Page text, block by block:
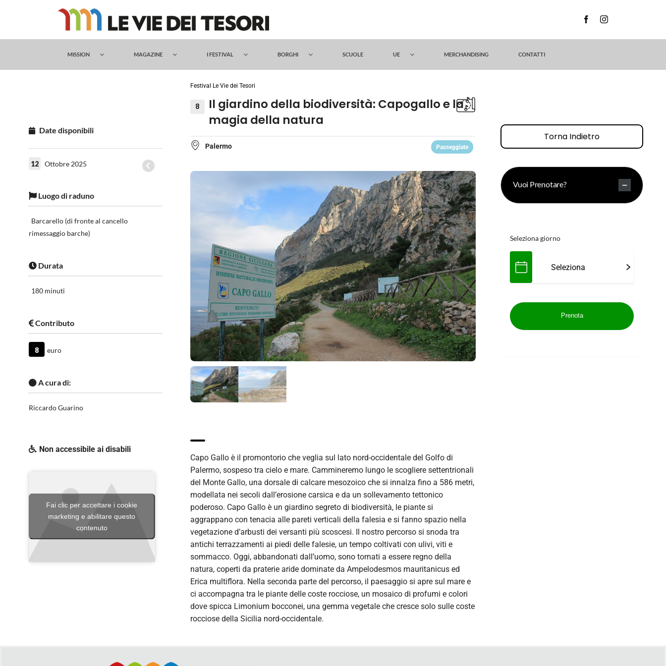
MISSION MAGAZINE I FESTIVAL BORGHI SCUOLE UE MERCHANDISING CONTATTI
Date disponibili
12 Ottobre 2025
Luogo di raduno
Barcarello (di fronte al cancello
rimessaggio barche)
Durata
180 minuti
Contributo
8 euro
A cura di:
Riccardo Guarino
Non accessibile ai disabili
Fai clic per accettare i cookie
marketing e abilitare questo
contenuto
Festival Le Vie dei Tesori
8
Il giardino della biodiversità: Capogallo e la
magia della natura
Palermo Passeggiate
Capo Gallo è il promontorio che veglia sul lato nord-occidentale del Golfo di
Palermo, sospeso tra cielo e mare. Cammineremo lungo le scogliere settentrionali
del Monte Gallo, una dorsale di calcare mesozoico che si innalza fino a 586 metri,
modellata nei secoli dall’erosione carsica e da un sollevamento tettonico
poderoso. Capo Gallo è un giardino segreto di biodiversità, le piante si
aggrappano con tenacia alle pareti verticali della falesia e si fanno spazio nella
vegetazione d’arbusti dei versanti più scoscesi. Il nostro percorso si snoda tra
antichi terrazzamenti ai piedi delle falesie, un tempo coltivati con ulivi, viti e
sommacco. Oggi, abbandonati dall’uomo, sono tornati a essere regno della
natura, coperti da praterie aride dominate da Ampelodesmos mauritanicus ed
Erica multiflora. Nella seconda parte del percorso, il paesaggio si apre sul mare e
ci accompagna tra le piante delle coste rocciose, un mosaico di profumi e colori
dove spicca Limonium bocconei, una gemma vegetale che cresce solo sulle coste
rocciose della Sicilia nord-occidentale.
Torna Indietro
Vuoi Prenotare?
Seleziona giorno
Prenota